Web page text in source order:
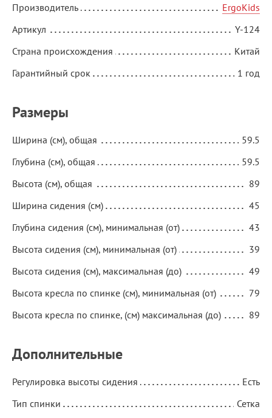
Производитель
ErgoKids
Артикул
Y-124
Страна происхождения
Китай
Гарантийный срок
1 год
Размеры
Ширина (см), общая
59.5
Глубина (см), общая
59.5
Высота (см), общая
89
Ширина сидения (см)
45
Глубина сидения (см), минимальная (от)
43
Высота сидения (см), минимальная (от)
39
Высота сидения (см), максимальная (до)
49
Высота кресла по спинке (см), минимальная (от)
79
Высота кресла по спинке, (см) максимальная (до)
89
Дополнительные
Регулировка высоты сидения
Есть
Тип спинки
Сетка